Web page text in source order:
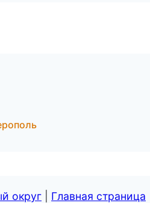
округ Главная страница